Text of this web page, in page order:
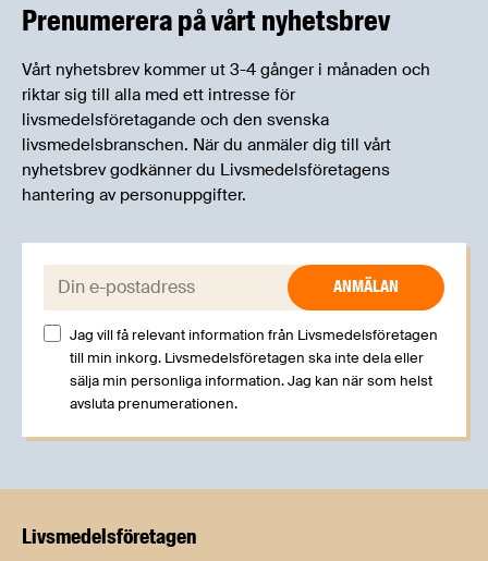
Prenumerera på vårt nyhetsbrev
Vårt nyhetsbrev kommer ut 3-4 gånger i månaden och
riktar sig till alla med ett intresse för
livsmedelsföretagande och den svenska
livsmedelsbranschen. När du anmäler dig till vårt
nyhetsbrev godkänner du Livsmedelsföretagens
hantering av personuppgifter.
E-post:
Jag vill få relevant information från Livsmedelsföretagen
till min inkorg. Livsmedelsföretagen ska inte dela eller
sälja min personliga information. Jag kan när som helst
avsluta prenumerationen.
Livsmedels­företagen